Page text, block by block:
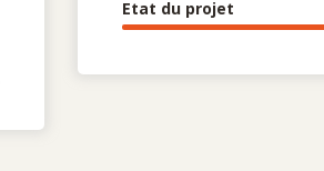
Etat du projet